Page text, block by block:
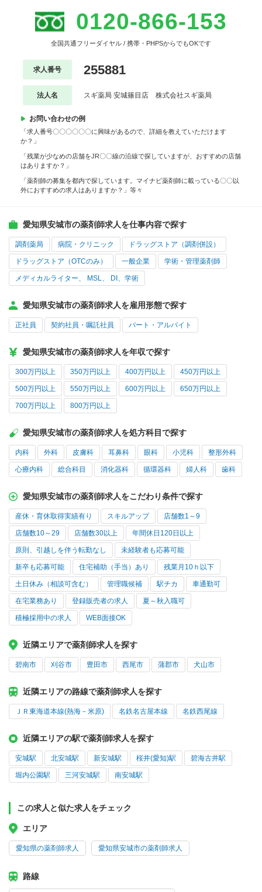
0120-866-153
全国共通フリーダイヤル / 携帯・PHPSからでもOKです
求人番号 255881
法人名 スギ薬局 安城篠目店 株式会社スギ薬局
お問い合わせの例
「求人番号〇〇〇〇〇〇に興味があるので、詳細を教えていただけます
か？」
「残業が少なめの店舗をJR〇〇線の沿線で探していますが、おすすめの店舗
はありますか？」
「薬剤師の募集を都内で探しています。マイナビ薬剤師に載っている〇〇以
外におすすめの求人はありますか？」等々
愛知県安城市の薬剤師求人を仕事内容で探す
調剤薬局 病院・クリニック ドラッグストア（調剤併設）
ドラッグストア（OTCのみ） 一般企業 学術・管理薬剤師
メディカルライター、 MSL、 DI、学術
愛知県安城市の薬剤師求人を雇用形態で探す
正社員 契約社員・嘱託社員 パート・アルバイト
愛知県安城市の薬剤師求人を年収で探す
300万円以上 350万円以上 400万円以上 450万円以上
500万円以上 550万円以上 600万円以上 650万円以上
700万円以上 800万円以上
愛知県安城市の薬剤師求人を処方科目で探す
内科 外科 皮膚科 耳鼻科 眼科 小児科 整形外科
心療内科 総合科目 消化器科 循環器科 婦人科 歯科
愛知県安城市の薬剤師求人をこだわり条件で探す
産休・育休取得実績有り スキルアップ 店舗数1～9
店舗数10～29 店舗数30以上 年間休日120日以上
原則、引越しを伴う転勤なし 未経験者も応募可能
新卒も応募可能 住宅補助（手当）あり 残業月10ｈ以下
土日休み（相談可含む） 管理職候補 駅チカ 車通勤可
在宅業務あり 登録販売者の求人 夏～秋入職可
積極採用中の求人 WEB面接OK
近隣エリアで薬剤師求人を探す
碧南市 刈谷市 豊田市 西尾市 蒲郡市 犬山市
近隣エリアの路線で薬剤師求人を探す
ＪＲ東海道本線(熱海－米原) 名鉄名古屋本線 名鉄西尾線
近隣エリアの駅で薬剤師求人を探す
安城駅 北安城駅 新安城駅 桜井(愛知)駅 碧海古井駅
堀内公園駅 三河安城駅 南安城駅
この求人と似た求人をチェック
エリア
愛知県の薬剤師求人 愛知県安城市の薬剤師求人
路線